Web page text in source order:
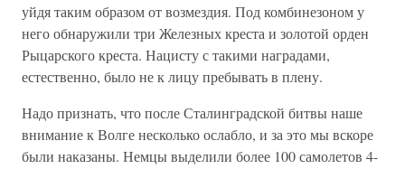
уйдя таким образом от возмездия. Под комбинезоном у
него обнаружили три Железных креста и золотой орден
Рыцарского креста. Нацисту с такими наградами,
естественно, было не к лицу пребывать в плену.
Надо признать, что после Сталинградской битвы наше
внимание к Волге несколько ослабло, и за это мы вскоре
были наказаны. Немцы выделили более 100 самолетов 4-